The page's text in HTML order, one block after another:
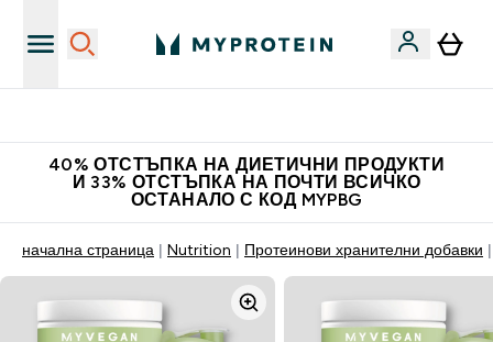
40% ОТСТЪПКА НА ДИЕТИЧНИ ПРОДУКТИ
И 33% ОТСТЪПКА НА ПОЧТИ ВСИЧКО
ОСТАНАЛО С КОД MYPBG
начална страница Nutrition Протеинови хранителни добавки